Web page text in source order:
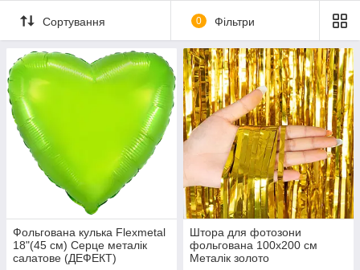
Сортування 0 Фільтри
Фольгована кулька Flexmetal
18"(45 см) Серце металік
салатове (ДЕФЕКТ)
Штора для фотозони
фольгована 100х200 см
Металік золото